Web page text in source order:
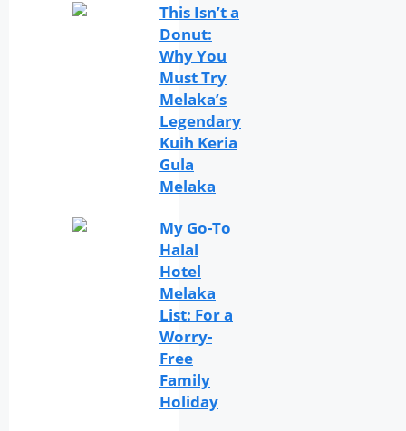
This Isn’t a
Donut:
Why You
Must Try
Melaka’s
Legendary
Kuih Keria
Gula
Melaka
My Go-To
Halal
Hotel
Melaka
List: For a
Worry-
Free
Family
Holiday